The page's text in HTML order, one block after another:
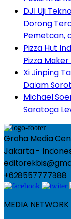
DJI Uji
Dorong
Pemetaan,
Pizza Hut
Pizza
Xi Jinping
Dalam
Michael
Saratoga
Graha Media
Jakarta -
+628557777888
MEDIA NETWORK